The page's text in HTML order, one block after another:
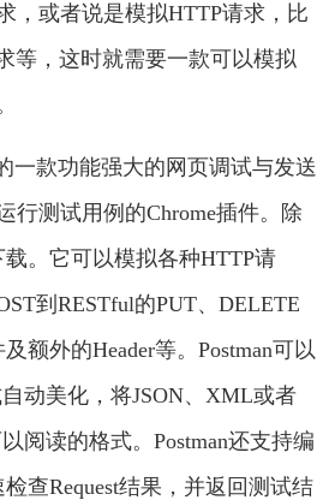
，或者说是模拟HTTP请求，比
等，这时就需要一款可以模拟
一款功能强大的网页调试与发送
行测试用例的Chrome插件。除
。它可以模拟各种HTTP请
到RESTful的PUT、DELETE
额外的Header等。Postman可以
自动美化，将JSON、XML或者
阅读的格式。Postman还支持编
查Request结果，并返回测试结